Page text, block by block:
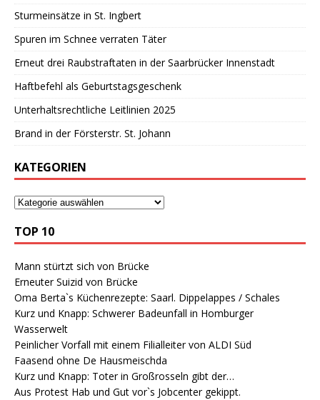
Sturmeinsätze in St. Ingbert
Spuren im Schnee verraten Täter
Erneut drei Raubstraftaten in der Saarbrücker Innenstadt
Haftbefehl als Geburtstagsgeschenk
Unterhaltsrechtliche Leitlinien 2025
Brand in der Försterstr. St. Johann
KATEGORIEN
TOP 10
Mann stürtzt sich von Brücke
Erneuter Suizid von Brücke
Oma Berta`s Küchenrezepte: Saarl. Dippelappes / Schales
Kurz und Knapp: Schwerer Badeunfall in Homburger
Wasserwelt
Peinlicher Vorfall mit einem Filialleiter von ALDI Süd
Faasend ohne De Hausmeischda
Kurz und Knapp: Toter in Großrosseln gibt der…
Aus Protest Hab und Gut vor`s Jobcenter gekippt.